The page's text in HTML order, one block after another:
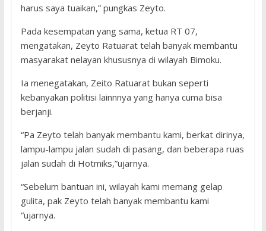
harus saya tuaikan,” pungkas Zeyto.
Pada kesempatan yang sama, ketua RT 07,
mengatakan, Zeyto Ratuarat telah banyak membantu
masyarakat nelayan khususnya di wilayah Bimoku.
Ia menegatakan, Zeito Ratuarat bukan seperti
kebanyakan politisi lainnnya yang hanya cuma bisa
berjanji.
“Pa Zeyto telah banyak membantu kami, berkat dirinya,
lampu-lampu jalan sudah di pasang, dan beberapa ruas
jalan sudah di Hotmiks,”ujarnya.
“Sebelum bantuan ini, wilayah kami memang gelap
gulita, pak Zeyto telah banyak membantu kami
“ujarnya.